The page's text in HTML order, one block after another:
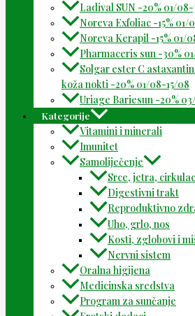
Ladival SUN -20% 01/08-
Noreva Exfoliac -15% 01/
Noreva Kerapil -15% 01/
Pharmaceris sun -30%
Solgar ester C
koža nokti -20% 01/08-15/08
Uriage Bariesun -20%
Kategorije
Vitamini i minerali
Imunitet
Samoliječenje
Srce, jetra,
Digestivni trakt
Reproduktivno
Uho, grlo, nos
Kosti, zglobovi i
Nervni sistem
Oralna higijena
Medicinska sredstva
Program za sunčanje